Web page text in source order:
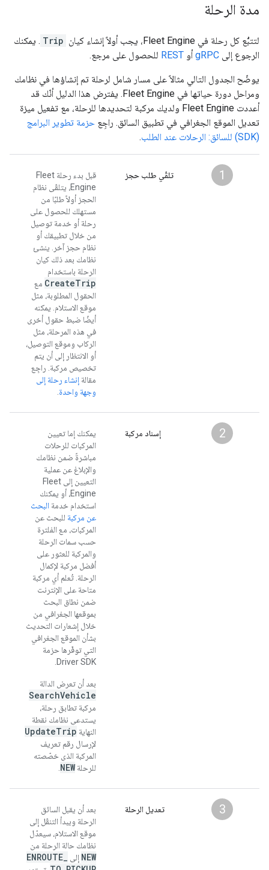
مدة الرحلة
لتتبُّع كل رحلة في Fleet Engine، يجب أولاً إنشاء كيان Trip . يمكنك
الرجوع إلى gRPCأو REST للحصول على مرجع.
يوضّح الجدول التالي مثالاً على مسار شامل لرحلة تم إنشاؤها في نظامك
ومراحل دورة حياتها في Fleet Engine. يفترض هذا الدليل أنّك قد
أعددت Fleet Engine ولديك مركبة لتحديدها للرحلة، مع تفعيل ميزة
تعديل الموقع الجغرافي في تطبيق السائق. راجِع حزمة تطوير البرامج
(SDK) للسائق: الرحلات عند الطلب
.
1 تلقّي طلب حجز
قبل بدء رحلة Fleet
Engine، يتلقّى نظام
الحجز أولاً طلبًا من
مستهلك للحصول على
رحلة أو خدمة توصيل
من خلال تطبيقك أو
نظام حجز آخر. ينشئ
نظامك بعد ذلك كيان
الرحلة باستخدام
CreateTrip
مع
الحقول المطلوبة، مثل
موقع الاستلام. يمكنه
أيضًا ضبط حقول أخرى
في هذه المرحلة، مثل
الركاب وموقع التوصيل،
أو الانتظار إلى أن يتم
تخصيص مركبة. راجِع
مقالة إنشاء رحلة إلى
وجهة واحدة
2 إسناد مركبة
يمكنك إما تعيين
المركبات للرحلات
مباشرةً ضمن نظامك
والإبلاغ عن عملية
التعيين إلى Fleet
Engine، أو يمكنك
استخدام خدمة البحث
عن مركبة للبحث عن
المركبات، مع الفلترة
حسب سمات الرحلة
والمركبة للعثور على
أفضل مركبة لإكمال
الرحلة. تُعلم أي مركبة
متاحة على الإنترنت
ضمن نطاق البحث
بموقعها الجغرافي من
خلال إشعارات التحديث
بشأن الموقع الجغرافي
التي توفّرها حزمة
Driver SDK.
بعد أن تعرض الدالة
SearchVehicle
مركبة تطابق رحلة،
يستدعي نظامك نقطة
النهاية UpdateTrip
لإرسال رقم تعريف
المركبة الذي خصّصته
للرحلةNEW
3 تعديل الرحلة
بعد أن يقبل السائق
الرحلة ويبدأ التنقّل إلى
موقع الاستلام، سيعدّل
نظامك حالة الرحلة من
NEW إلى ENROUTE